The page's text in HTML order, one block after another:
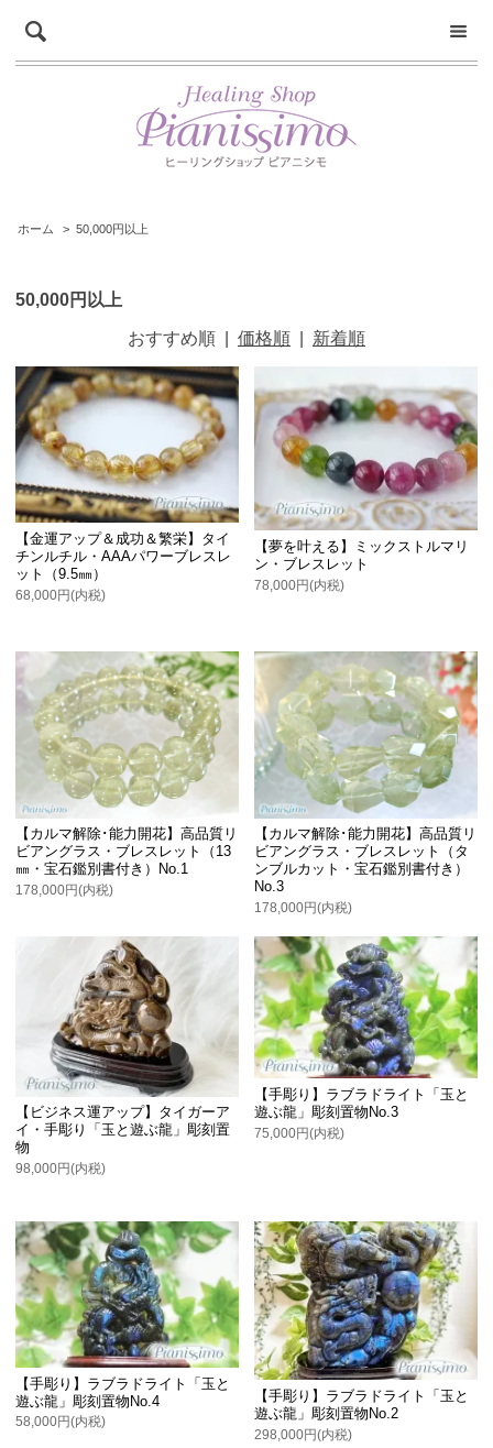
ホーム > 50,000円以上
50,000円以上
おすすめ順 価格順 新着順
【金運アップ＆成功＆繁栄】タイ
チンルチル・AAAパワーブレスレ
ット（9.5㎜）
68,000円(内税)
【夢を叶える】ミックストルマリ
ン・ブレスレット
78,000円(内税)
【カルマ解除･能力開花】高品質リ
ビアングラス・ブレスレット（13
㎜・宝石鑑別書付き）No.1
178,000円(内税)
【カルマ解除･能力開花】高品質リ
ビアングラス・ブレスレット（タ
ンブルカット・宝石鑑別書付き）
No.3
178,000円(内税)
【ビジネス運アップ】タイガーア
イ・手彫り「玉と遊ぶ龍」彫刻置
物
98,000円(内税)
【手彫り】ラブラドライト「玉と
遊ぶ龍」彫刻置物No.3
75,000円(内税)
【手彫り】ラブラドライト「玉と
遊ぶ龍」彫刻置物No.4
58,000円(内税)
【手彫り】ラブラドライト「玉と
遊ぶ龍」彫刻置物No.2
298,000円(内税)